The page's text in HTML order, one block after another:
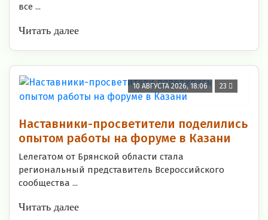
все ...
Читать далее
10 АВГУСТА 2026, 18:06 23
Наставники-просветители поделились
опытом работы на форуме в Казани
Lелегатом от Брянской области стала
региональный представитель Всероссийского
сообщества ...
Читать далее